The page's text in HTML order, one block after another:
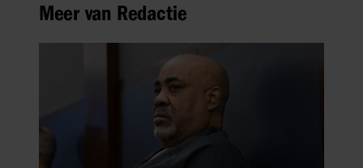
Meer van Redactie